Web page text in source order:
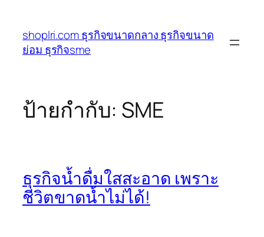
เนื้อหา
shoplri.com ธุรกิจขนาดกลาง ธุรกิจขนาด
ย่อม ธุรกิจsme
ป้ายกำกับ: SME
ธุรกิจน้ำดื่มใสสะอาด เพราะ
ชีวิตขาดน้ำไม่ได้!